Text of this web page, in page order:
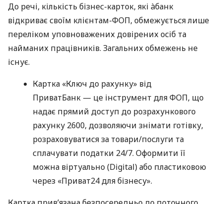
До речі, кількість бізнес-карток, які àбанк
відкриває своїм клієнтам-ФОП, обмежується лише
переліком уповноважених довірених осіб та
найманих працівників. Загальних обмежень не
існує.
Картка «Ключ до рахунку» від
ПриватБанк — це інструмент для ФОП, що
надає прямий доступ до розрахункового
рахунку 2600, дозволяючи знімати готівку,
розраховуватися за товари/послуги та
сплачувати податки 24/7. Оформити її
можна віртуально (Digital) або пластиковою
через «Приват24 для бізнесу».